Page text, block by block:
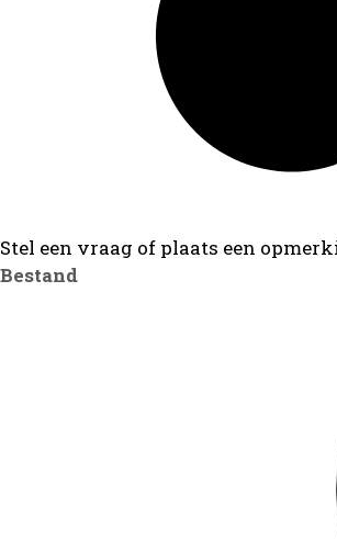
Stel een vraag of plaats een
Bestand